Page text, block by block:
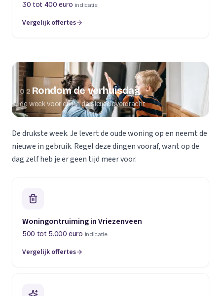
30 tot 400 euro indicatie
Vergelijk offertes
02 Rondom de verhuisdag
de week voor en na de sleuteloverdracht
De drukste week. Je levert de oude woning op en neemt de
nieuwe in gebruik. Regel deze dingen vooraf, want op de
dag zelf heb je er geen tijd meer voor.
Woningontruiming in Vriezenveen
500 tot 5.000 euro indicatie
Vergelijk offertes